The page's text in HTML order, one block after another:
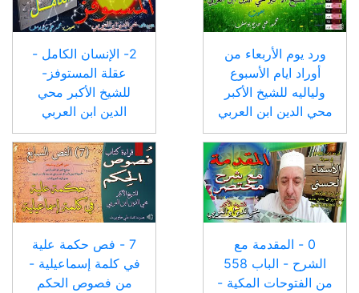
ورد يوم الأربعاء من
أوراد ايام الأسبوع
ولياليه للشيخ الأكبر
محي الدين ابن العربي
2- الإنسان الكامل -
عقلة المستوفز-
للشيخ الأكبر محي
الدين ابن العربي
0 - المقدمة مع
الشرح - الباب 558
من الفتوحات المكية -
7 - فص حكمة علية
في كلمة إسماعيلية -
من فصوص الحكم